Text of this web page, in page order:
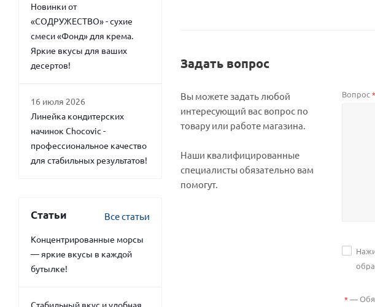
Задать вопрос
Вы можете задать любой
интересующий вас вопрос по
товару или работе магазина.
Наши квалифицированные
специалисты обязательно вам
помогут.
Вопрос*
*—
Новинки от
«СОДРУЖЕСТВО» - сухие
смеси «Фонд» для крема.
Яркие вкусы для ваших
десертов!
16 июля 2026
Линейка кондитерских
начинок Chocovic -
профессиональное качество
для стабильных результатов!
Статьи Все статьи
Концентрированные морсы
— яркие вкусы в каждой
бутылке!
Стабильный вкус и удобная